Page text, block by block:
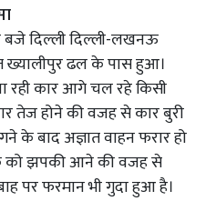
बजे दिल्ली दिल्ली-लखनऊ
ख्यालीपुर ढल के पास हुआ।
रही कार आगे चल रहे किसी
तेज होने की वजह से कार बुरी
के बाद अज्ञात वाहन फरार हो
को झपकी आने की वजह से
पर फरमान भी गुदा हुआ है।